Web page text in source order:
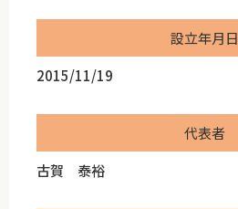
設立年月日
2015/11/19
代表者
古賀 泰裕